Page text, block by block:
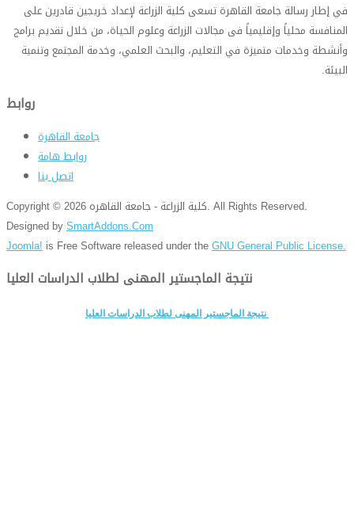
في إطار رسالة جامعة القاهرة تسعى كلية الزراعة لإعداد خريجين قادرين على
المنافسة محلياً وإقليمياً فى مجالات الزراعة وعلوم الحياة، من خلال تقديم برامج
وأنشطة وخدمات متميزة في التعليم، والبحث العلمي، وخدمة المجتمع وتنمية
البيئة.
روابط
جامعة القاهرة
روابط هامة
اتصل بنا
Copyright © 2026 كلية الزراعة - جامعة القاهره. All Rights Reserved.
Designed bySmartAddons.Com
Joomla! is Free Software released under theGNU General Public License.
نتيجة الماجستير المهنى لطلاب الدراسات العليا